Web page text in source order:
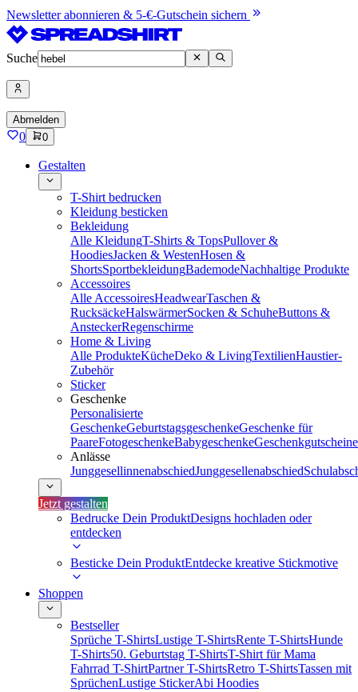
Newsletter abonnieren & 5-€-Gutschein sichern
Suche
Abmelden
0 0
Gestalten
T-Shirt bedrucken
Kleidung besticken
Bekleidung
Alle KleidungT-Shirts & TopsPullover &
HoodiesJacken & WestenHosen &
ShortsSportbekleidungBademodeNachhaltige Produkte
Accessoires
Alle AccessoiresHeadwearTaschen &
RucksäckeHalswärmerSocken & SchuheButtons &
AnsteckerRegenschirme
Home & Living
Alle ProdukteKücheDeko & LivingTextilienHaustier-
Zubehör
Sticker
Geschenke
Personalisierte
GeschenkeGeburtstagsgeschenkeGeschenke für
PaareFotogeschenkeBabygeschenkeGeschenkgutscheine
Anlässe
JunggesellinnenabschiedJunggesellenabschied
Jetzt gestalten
Bedrucke Dein ProduktDesigns hochladen oder
entdecken
Besticke Dein ProduktEntdecke kreative Stickmotive
Shoppen
Bestseller
Sprüche T-ShirtsLustige T-ShirtsRente T-ShirtsHunde
T-Shirts50. Geburtstag T-ShirtsT-Shirt für Mama
Fahrrad T-ShirtPartner T-ShirtsRetro T-ShirtsTassen mit
SprüchenLustige StickerAbi Hoodies